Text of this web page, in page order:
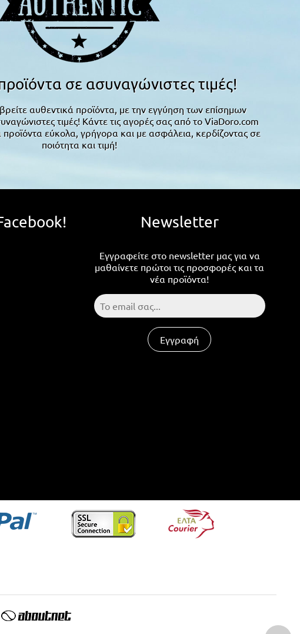
σε ασυναγώνιστες τιμές!
αυθεντικά προϊόντα, με την εγγύηση των επίσημων
τιμές! Κάντε τις αγορές σας από το ViaDoro.com
εύκολα, γρήγορα και με ασφάλεια, κερδίζοντας σε
ποιότητα και τιμή!
Newsletter
Εγγραφείτε στο newsletter μας για να
μαθαίνετε πρώτοι τις προσφορές και τα
νέα προϊόντα!
Εγγραφή